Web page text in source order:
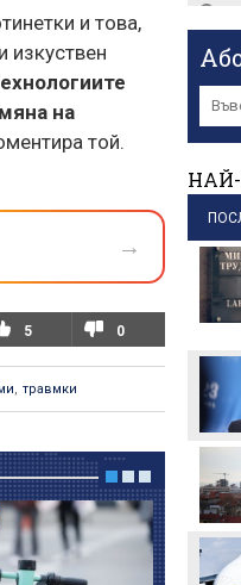
и това,
изкуствен
ехнологиите
на
той.
→
5 0
, травмки
ТЕЦ